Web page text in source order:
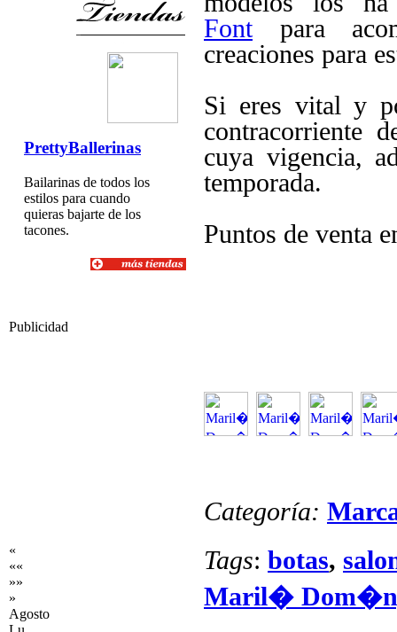
PrettyBallerinas
Bailarinas de todos los
estilos para cuando
quieras bajarte de los
tacones.
Publicidad
«
««
»»
»
Agosto
Fontpara
creaciones para
Si eres vital y
contracorriente
cuya vigencia,
temporada.
Puntos de venta
Categoría:
Tags: botas,
Maril�